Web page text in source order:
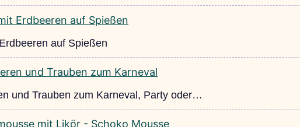
auf Spießen
und Trauben zum Karneval, Party oder…